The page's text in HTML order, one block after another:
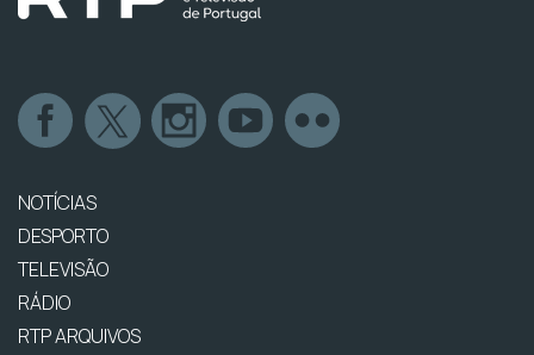
NOTÍCIAS
DESPORTO
TELEVISÃO
RÁDIO
RTP ARQUIVOS